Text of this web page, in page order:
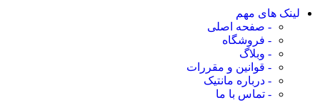
لینک های مهم
- صفحه اصلی
- فروشگاه
- وبلاگ
- قوانین و مقررات
- درباره مانتیک
- تماس با ما